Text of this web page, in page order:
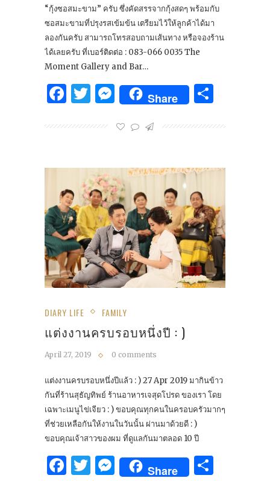
“กุ้งซอสมะขาม” ครับ ซึ่งคัดสรรจากกุ้งสดๆ พร้อมกับ
ซอสมะขามที่ปรุงรสเข้มข้น เตรียมไว้ให้ลูกค้าได้มา
ลองกันครับ สามารถโทรสอบถามเส้นทาง หรือจองร้าน
ได้เลยครับ ที่เบอร์ติดต่อ : 083-066 0035 The
Moment Gallery and Bar…
Facebook
Twitter
Messenger
Share
DIARY LIFE FAMILY
แต่งงานครบรอบหนึ่งปี : )
April 27, 2019 0 comments
แต่งงานครบรอบหนึ่งปีแล้ว : ) 27 Apr 2019 มากินข้าว
กันที่ร้านสุธัญทิพย์ ร้านอาหารเจสุดโปรด ของเรา โดย
เฉพาะเมนูไข่เจียว : ) ขอบคุณทุกคนในครอบครัวมากๆ
ที่ช่วยเหลือกันให้งานในวันนั้น ผ่านมาด้วยดี : )
ขอบคุณเจ้าสาวของผม ที่ดูแลกันมาตลอด 10 ปี
Facebook
Twitter
Messenger
Share